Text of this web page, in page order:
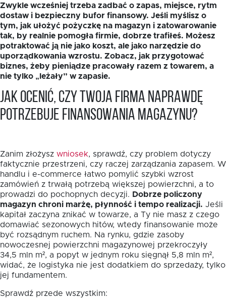
Zwykle wcześniej trzeba zadbać o zapas, miejsce, rytm
dostaw i bezpieczny bufor finansowy. Jeśli myślisz o
tym, jak ułożyć pożyczkę na magazyn i zatowarowanie
tak, by realnie pomogła firmie, dobrze trafiłeś. Możesz
potraktować ją nie jako koszt, ale jako narzędzie do
uporządkowania wzrostu. Zobacz, jak przygotować
biznes, żeby pieniądze pracowały razem z towarem, a
nie tylko „leżały” w zapasie.
Jak ocenić, czy Twoja firma naprawdę
potrzebuje finansowania magazynu?
Zanim złożysz wniosek, sprawdź, czy problem dotyczy
faktycznie przestrzeni, czy raczej zarządzania zapasem. W
handlu i e-commerce łatwo pomylić szybki wzrost
zamówień z trwałą potrzebą większej powierzchni, a to
prowadzi do pochopnych decyzji. Dobrze policzony
magazyn chroni marżę, płynność i tempo realizacji. Jeśli
kapitał zaczyna znikać w towarze, a Ty nie masz z czego
domawiać sezonowych hitów, wtedy finansowanie może
być rozsądnym ruchem. Na rynku, gdzie zasoby
nowoczesnej powierzchni magazynowej przekroczyły
34,5 mln m², a popyt w jednym roku sięgnął 5,8 mln m²,
widać, że logistyka nie jest dodatkiem do sprzedaży, tylko
jej fundamentem.
Sprawdź przede wszystkim: